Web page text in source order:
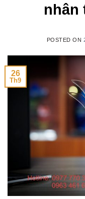
nhân
POSTED ON
26
Th9